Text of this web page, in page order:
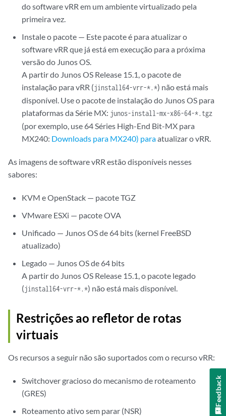
do software vRR em um ambiente virtualizado pela
primeira vez.
Instale o pacote — Este pacote é para atualizar o
software vRR que já está em execução para a próxima
versão do Junos OS.
A partir do Junos OS Release 15.1, o pacote de
instalação para vRR (jinstall64-vrr-*.*) não está mais
disponível. Use o pacote de instalação do Junos OS para
plataformas da Série MX: junos-install-mx-x86-64-*.tgz
(por exemplo, use 64 Séries High-End Bit-MX para
MX240: Downloads para MX240) paraatualizar o vRR.
As imagens de software vRR estão disponíveis nesses
sabores:
KVM e OpenStack — pacote TGZ
VMware ESXi — pacote OVA
Unificado — Junos OS de 64 bits (kernel FreeBSD
atualizado)
Legado — Junos OS de 64 bits
A partir do Junos OS Release 15.1, o pacote legado
(jinstall64-vrr-*.*) não está mais disponível.
Restrições ao refletor de rotas
virtuais
Os recursos a seguir não são suportados com o recurso vRR:
Switchover gracioso do mecanismo de roteamento
(GRES)
Roteamento ativo sem parar (NSR)
Feedback